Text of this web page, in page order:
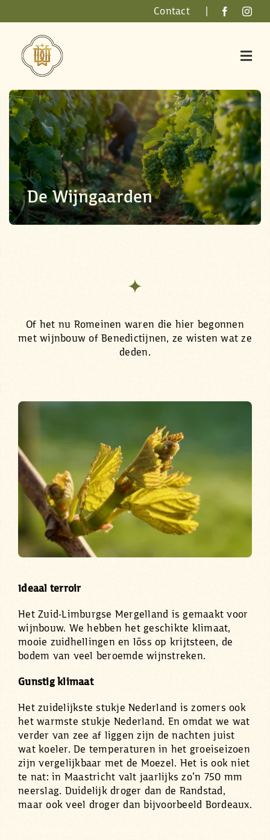
to
content
Contact|
De Wijngaarden
Of het nu Romeinen waren die hier begonnen
met wijnbouw of Benedictijnen, ze wisten wat ze
deden.
Ideaal terroir
Het Zuid-Limburgse Mergelland is gemaakt voor
wijnbouw. We hebben het geschikte klimaat,
mooie zuidhellingen en löss op krijtsteen, de
bodem van veel beroemde wijnstreken.
Gunstig klimaat
Het zuidelijkste stukje Nederland is zomers ook
het warmste stukje Nederland. En omdat we wat
verder van zee af liggen zijn de nachten juist
wat koeler. De temperaturen in het groeiseizoen
zijn vergelijkbaar met de Moezel. Het is ook niet
te nat: in Maastricht valt jaarlijks zo’n 750 mm
neerslag. Duidelijk droger dan de Randstad,
maar ook veel droger dan bijvoorbeeld Bordeaux.